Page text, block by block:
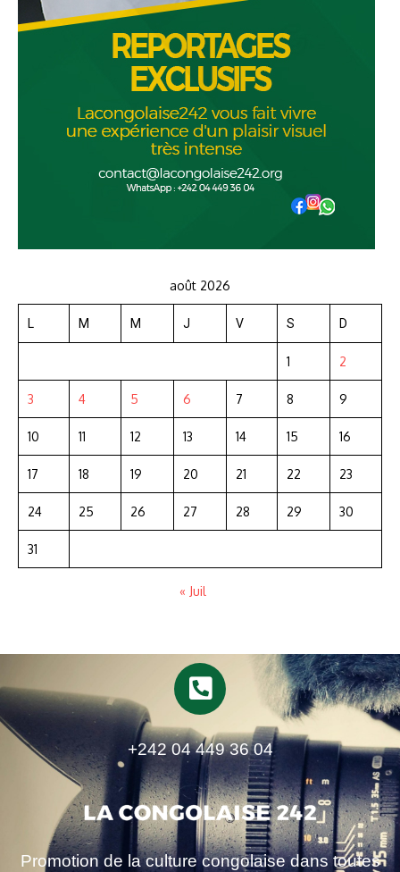
août 2026
L M M J V S D
1 2
3 4 5 6 7 8 9
10 11 12 13 14 15 16
17 18 19 20 21 22 23
24 25 26 27 28 29 30
31
« Juil
+242 04 449 36 04
Promotion de la culture congolaise dans toutes